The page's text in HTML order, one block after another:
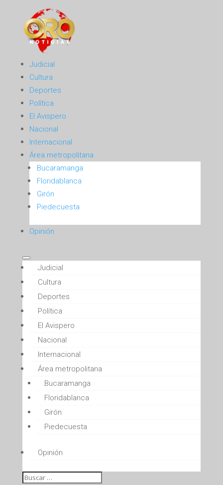
Judicial
Cultura
Deportes
Política
El Avispero
Nacional
Internacional
Área metropolitana
Bucaramanga
Floridablanca
Girón
Piedecuesta
Opinión
Judicial
Cultura
Deportes
Política
El Avispero
Nacional
Internacional
Área metropolitana
Bucaramanga
Floridablanca
Girón
Piedecuesta
Opinión